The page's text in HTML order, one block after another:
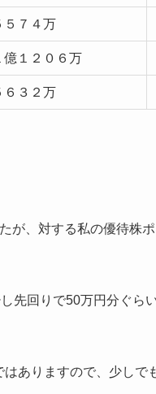
５７４万
億１２０６万
６３２万
が、対する私の優待株
先回りで50万円分ぐら
ありますので、少しで